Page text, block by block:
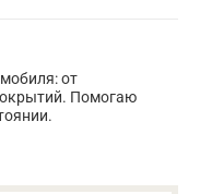
от
Помогаю